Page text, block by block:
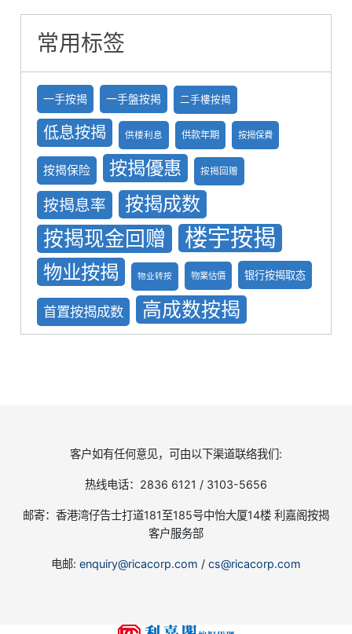
常用标签
一手按揭 一手盤按掲 二手樓按揭
低息按揭 供楼利息 供款年期 按揭保費
按揭保险 按揭優惠 按揭回赠
按揭息率 按揭成数
按揭现金回赠 楼宇按揭
物业按揭 物业转按 物業估價 银行按揭取态
首置按揭成数 高成数按揭
客户如有任何意见，可由以下渠道联络我们:
热线电话：2836 6121 / 3103-5656
邮寄：香港湾仔告士打道181至185号中怡大厦14楼 利嘉阁按揭
客户服务部
电邮: enquiry@ricacorp.com / cs@ricacorp.com